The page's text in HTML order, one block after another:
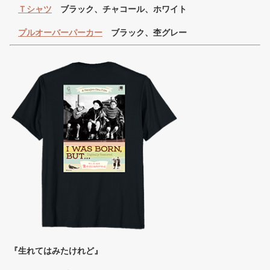
Ｔシャツ ブラック、チャコール、ホワイト
プルオーバーパーカー ブラック、杢グレー
『生れてはみたけれど』